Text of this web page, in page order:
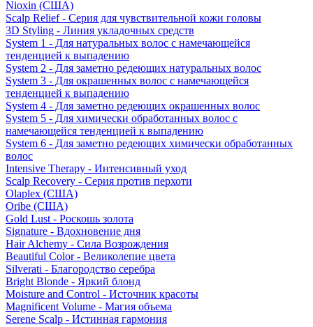
Nioxin (США)
Scalp Relief - Серия для чувствительной кожи головы
3D Styling - Линия укладочных средств
System 1 - Для натуральных волос с намечающейся
тенденцией к выпадению
System 2 - Для заметно редеющих натуральных волос
System 3 - Для окрашенных волос с намечающейся
тенденцией к выпадению
System 4 - Для заметно редеющих окрашенных волос
System 5 - Для химически обработанных волос с
намечающейся тенденцией к выпадению
System 6 - Для заметно редеющих химически обработанных
волос
Intensive Therapy - Интенсивный уход
Scalp Recovery - Серия против перхоти
Olaplex (США)
Oribe (США)
Gold Lust - Роскошь золота
Signature - Вдохновение дня
Hair Alchemy - Сила Возрождения
Beautiful Color - Великолепие цвета
Silverati - Благородство серебра
Bright Blonde - Яркий блонд
Moisture and Control - Источник красоты
Magnificent Volume - Магия объема
Serene Scalp - Истинная гармония